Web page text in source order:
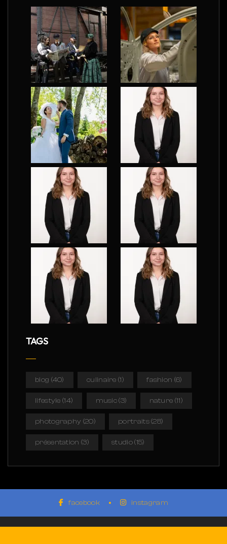
TAGS
blog (40) culinaire (1) fashion (6)
lifestyle (14) music(3) nature (11)
photography (20) portraits(28)
présentation (3) studio(15)
facebook instagram